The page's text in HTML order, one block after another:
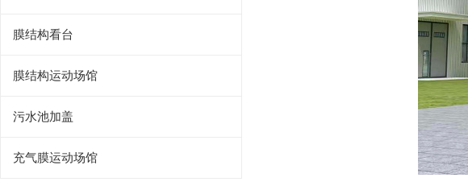
膜结构看台
膜结构运动场馆
污水池加盖
充气膜运动场馆